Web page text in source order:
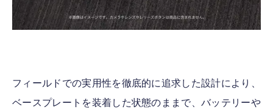
フィールドでの実用性を徹底的に追求した設計により、
ベースプレートを装着した状態のままで、バッテリーや